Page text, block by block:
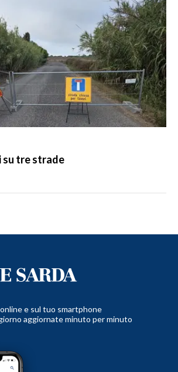
su tre strade
e sul tuo smartphone
aggiornate minuto per minuto